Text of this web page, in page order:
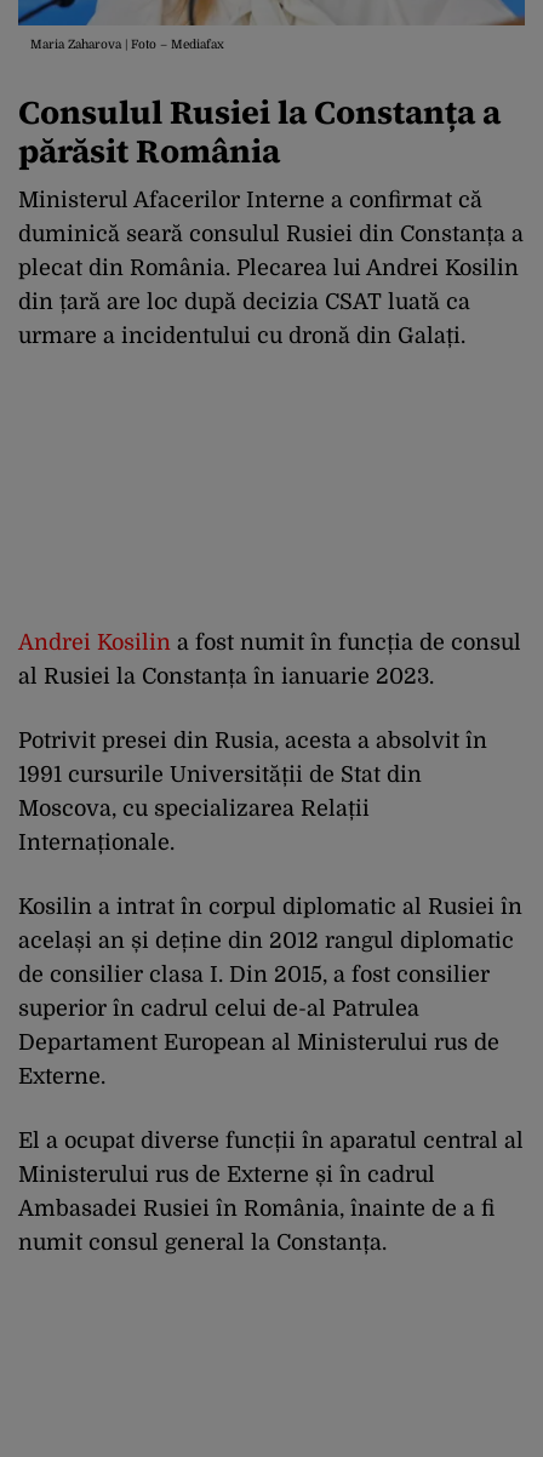
Maria Zaharova | Foto – Mediafax
Consulul Rusiei la Constanța a
părăsit România
Ministerul Afacerilor Interne a confirmat că
duminică seară consulul Rusiei din Constanța a
plecat din România. Plecarea lui Andrei Kosilin
din țară are loc după decizia CSAT luată ca
urmare a incidentului cu dronă din Galați.
Andrei Kosilin a fost numit în funcția de consul
al Rusiei la Constanța în ianuarie 2023.
Potrivit presei din Rusia, acesta a absolvit în
1991 cursurile Universității de Stat din
Moscova, cu specializarea Relații
Internaționale.
Kosilin a intrat în corpul diplomatic al Rusiei în
același an și deține din 2012 rangul diplomatic
de consilier clasa I. Din 2015, a fost consilier
superior în cadrul celui de-al Patrulea
Departament European al Ministerului rus de
Externe.
El a ocupat diverse funcții în aparatul central al
Ministerului rus de Externe și în cadrul
Ambasadei Rusiei în România, înainte de a fi
numit consul general la Constanța.